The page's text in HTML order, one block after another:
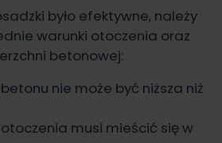
było efektywne, należy
warunki otoczenia oraz
betonowej:
nie może być niższa niż
musi mieścić się w